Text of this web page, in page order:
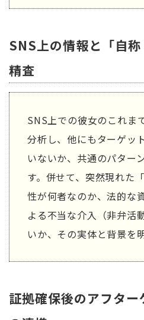
SNS上の情報と「自
精査
SNS上での彼女のこれま
分析し、他にもターゲッ
いないか、共通のパター
す。併せて、突然現れた
性が何者なのか、法的な
よる不当な介入（非弁活
いか、その実体と背景を
証拠確保後のアフタ